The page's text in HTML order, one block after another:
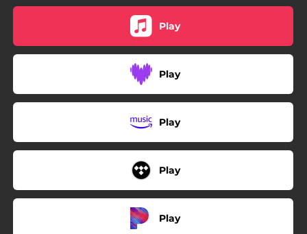
Play
Play
Play
Play
Play